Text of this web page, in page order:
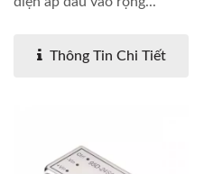
Thông Tin Chi Tiết